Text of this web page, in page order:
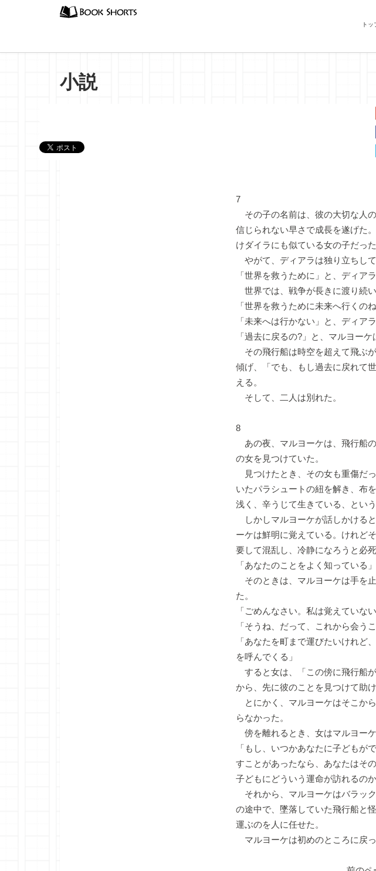
トッ
小説
『無題』イワタツヨシ（『夢十夜
7
その子の名前は、彼の大切な人
信じられない早さで成長を遂げた
けダイラにも似ている女の子だった
やがて、ディアラは独り立ちし
「世界を救うために」と、ディア
世界では、戦争が長きに渡り続い
「世界を救うために未来へ行くの
「未来へは行かない」と、ディア
「過去に戻るの?」と、マルヨーケ
その飛行船は時空を超えて飛ぶ
傾げ、「でも、もし過去に戻れて
える。
そして、二人は別れた。
8
あの夜、マルヨーケは、飛行船
の女を見つけていた。
見つけたとき、その女も重傷だ
いたパラシュートの紐を解き、布
浅く、辛うじて生きている、とい
しかしマルヨーケが話しかける
ーケは鮮明に覚えている。けれど
要して混乱し、冷静になろうと必死
「あなたのことをよく知っている
そのときは、マルヨーケは手を
た。
「ごめんなさい。私は覚えていない
「そうね、だって、これから会う
「あなたを町まで運びたいけれど
を呼んでくる」
すると女は、「この傍に飛行船
から、先に彼のことを見つけて助
とにかく、マルヨーケはそこか
らなかった。
傍を離れるとき、女はマルヨーケ
「もし、いつかあなたに子どもが
すことがあったなら、あなたはそ
子どもにどういう運命が訪れるの
それから、マルヨーケはバラッ
の途中で、墜落していた飛行船と
運ぶのを人に任せた。
マルヨーケは初めのところに戻